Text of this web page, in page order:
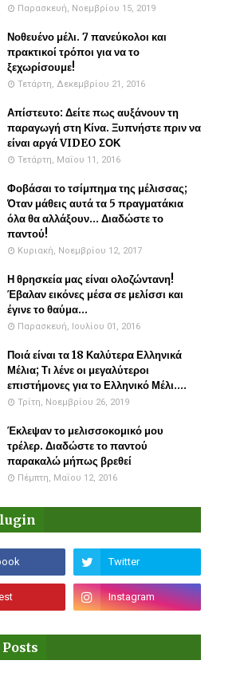
Παρασκευή, Νοεμβρίου 15, 2019
Νοθευένο μέλι. 7 πανεύκολοι και
πρακτικοί τρόποι για να το
ξεχωρίσουμε!
Τετάρτη, Δεκεμβρίου 21, 2016
Απίστευτο: Δείτε πως αυξάνουν τη
παραγωγή στη Κίνα. Ξυπνήστε πριν να
είναι αργά VIDEO ΣΟΚ
Τετάρτη, Μαΐου 11, 2016
Φοβάσαι το τσίμπημα της μέλισσας;
Όταν μάθεις αυτά τα 5 πραγματάκια
όλα θα αλλάξουν... Διαδώστε το
παντού!
Κυριακή, Νοεμβρίου 12, 2017
Η θρησκεία μας είναι ολοζώντανη!
Έβαλαν εικόνες μέσα σε μελίσσι και
έγινε το θαύμα...
Παρασκευή, Ιουλίου 01, 2016
Ποιά είναι τα 18 Καλύτερα Ελληνικά
Μέλια; Τι λένε οι μεγαλύτεροι
επιστήμονες για το Ελληνικό Μέλι....
Τρίτη, Νοεμβρίου 26, 2019
Έκλεψαν το μελισσοκομικό μου
τρέλερ. Διαδώστε το παντού
παρακαλώ μήπως βρεθεί
Πέμπτη, Μαΐου 12, 2016